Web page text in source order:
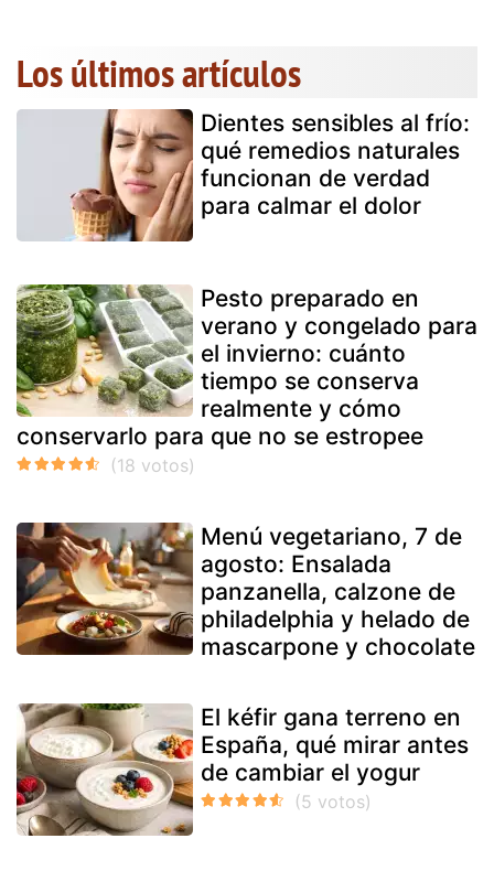
Los últimos artículos
Dientes sensibles al frío:
qué remedios naturales
funcionan de verdad
para calmar el dolor
Pesto preparado en
verano y congelado para
el invierno: cuánto
tiempo se conserva
realmente y cómo
conservarlo para que no se estropee
Menú vegetariano, 7 de
agosto: Ensalada
panzanella, calzone de
philadelphia y helado de
mascarpone y chocolate
El kéfir gana terreno en
España, qué mirar antes
de cambiar el yogur